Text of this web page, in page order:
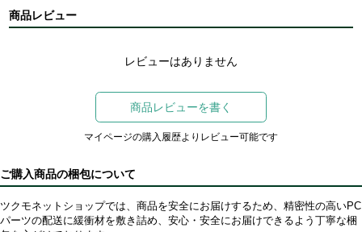
商品レビュー
レビューはありません
商品レビューを書く
マイページの購入履歴よりレビュー可能です
ご購入商品の梱包について
ツクモネットショップでは、商品を安全にお届けするため、精密性の高いPC
パーツの配送に緩衝材を敷き詰め、安心・安全にお届けできるよう丁寧な梱